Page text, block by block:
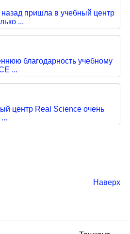
пришла в учебный центр
...
благодарность учебному
...
центр Real Science очень
Наверх